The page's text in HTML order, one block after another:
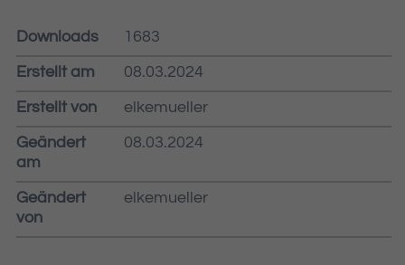
Downloads 1683
Erstellt am 08.03.2024
Erstellt von elkemueller
Geändert
am
08.03.2024
Geändert
von
elkemueller